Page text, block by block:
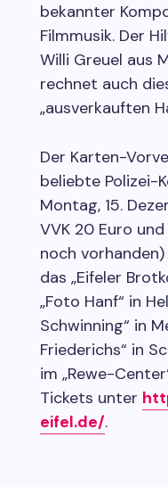
bekannter
Filmmusik. Der
Willi Greuel aus
rechnet auch
„ausverkauften
Der Karten-
beliebte Polizei-
Montag, 15.
VVK 20 Euro
noch
das „Eifeler
„Foto Hanf“ in
Schwinning“ in
Friederichs“ in
im „Rewe-
Tickets unter
eifel.de/.